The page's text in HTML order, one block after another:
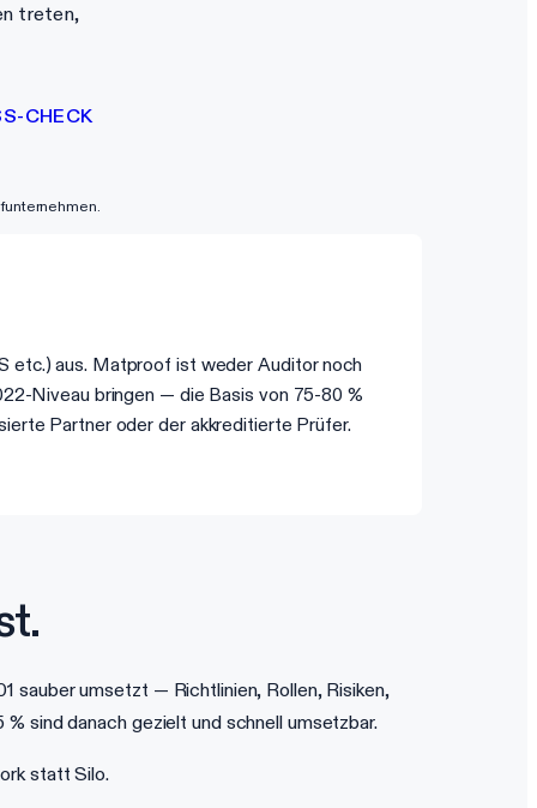
treten,
CHECK
etc.) aus. Matproof ist weder Auditor noch
Niveau bringen — die Basis von 75-80 %
Partner oder der akkreditierte Prüfer.
sauber umsetzt — Richtlinien, Rollen, Risiken,
sind danach gezielt und schnell umsetzbar.
statt Silo.